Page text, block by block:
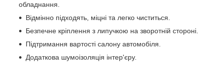
обладнання.
Відмінно підходять, міцні та легко чиститься.
Безпечне кріплення з липучкою на зворотній стороні.
Підтримання вартості салону автомобіля.
Додаткова шумоізоляція інтер'єру.